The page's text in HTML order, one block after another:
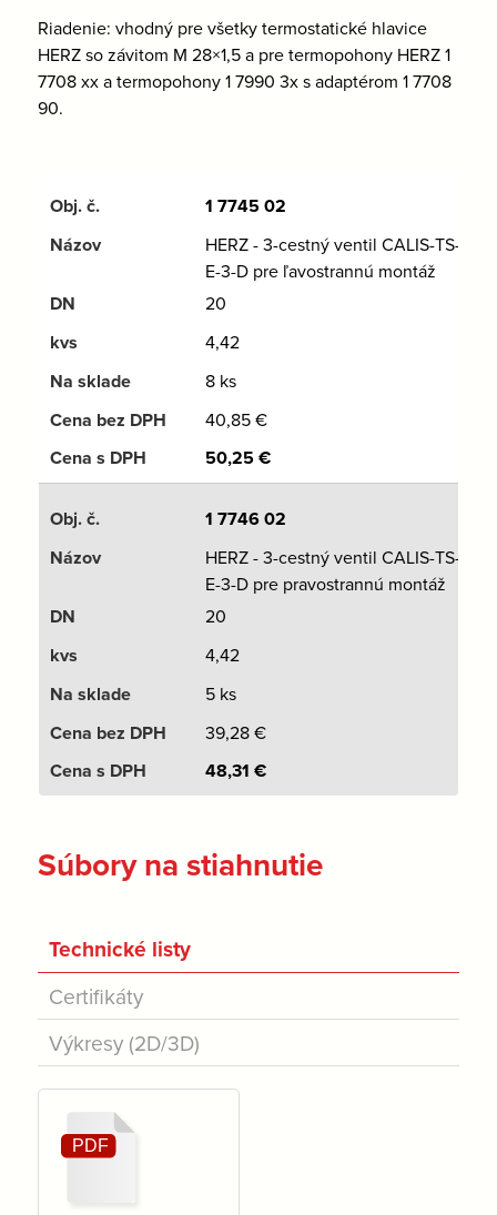
Riadenie: vhodný pre všetky termostatické hlavice
HERZ so závitom M 28×1,5 a pre termopohony HERZ 1
7708 xx a termopohony 1 7990 3x s adaptérom 1 7708
90.
1 7745 02
HERZ - 3-cestný ventil CALIS-TS-
E-3-D pre ľavostrannú montáž
20
4,42
8 ks
40,85€
50,25€
1 7746 02
HERZ - 3-cestný ventil CALIS-TS-
E-3-D pre pravostrannú montáž
20
4,42
5 ks
39,28€
48,31 €
Súbory na stiahnutie
Technické listy
Certifikáty
Výkresy (2D/3D)